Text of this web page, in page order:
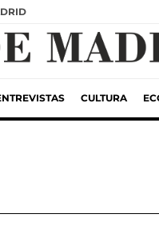
CULTURA